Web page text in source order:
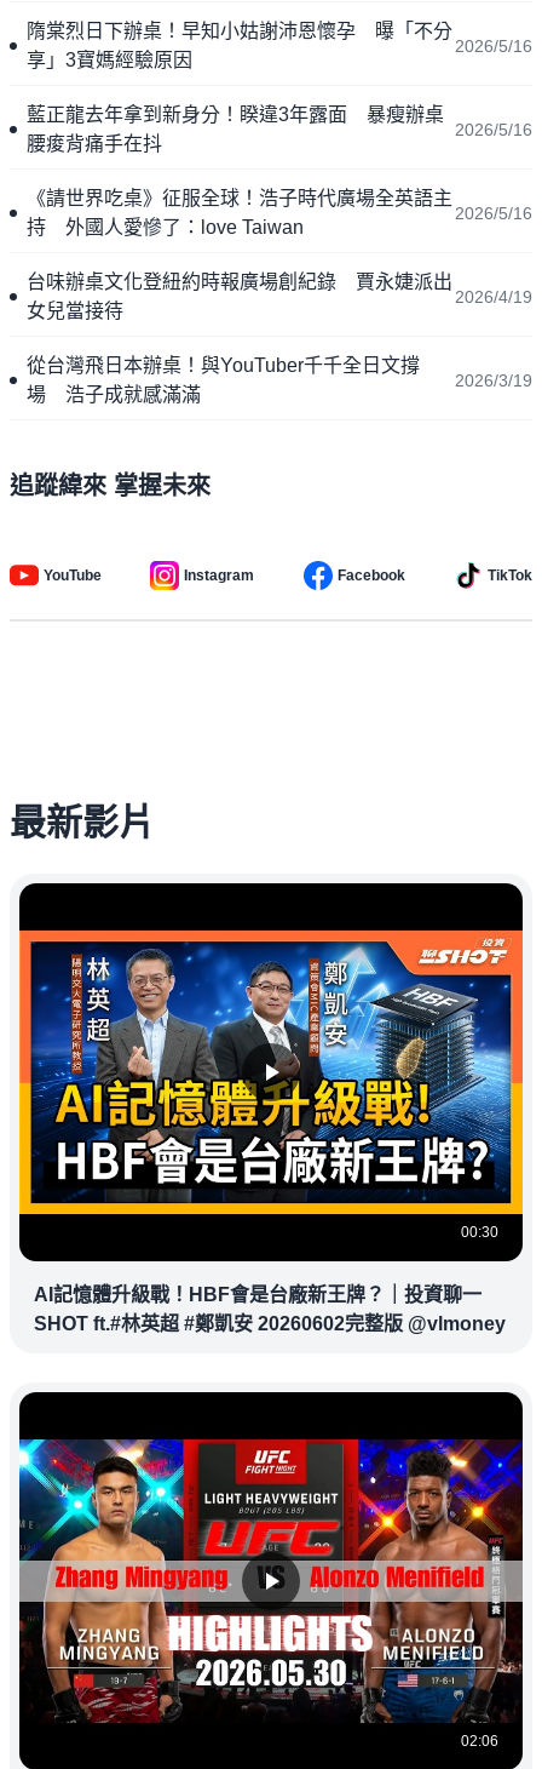
隋棠烈日下辦桌！早知小姑謝沛恩懷孕 曝「不分
享」3寶媽經驗原因
2026/5/16
藍正龍去年拿到新身分！睽違3年露面 暴瘦辦桌
腰痠背痛手在抖
2026/5/16
《請世界吃桌》征服全球！浩子時代廣場全英語主
持 外國人愛慘了：love Taiwan
2026/5/16
台味辦桌文化登紐約時報廣場創紀錄 賈永婕派出
女兒當接待
2026/4/19
從台灣飛日本辦桌！與YouTuber千千全日文撐
場 浩子成就感滿滿
2026/3/19
追蹤緯來 掌握未來
YouTube Instagram Facebook TikTok
最新影片
00:30
AI記憶體升級戰！HBF會是台廠新王牌？｜投資聊一
SHOT ft.#林英超 #鄭凱安 20260602完整版 @vlmoney
02:06